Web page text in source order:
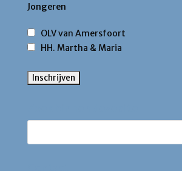
Jongeren
OLV van Amersfoort
HH. Martha & Maria